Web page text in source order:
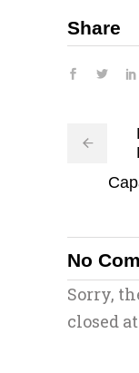
Share
No
Sorry,
closed